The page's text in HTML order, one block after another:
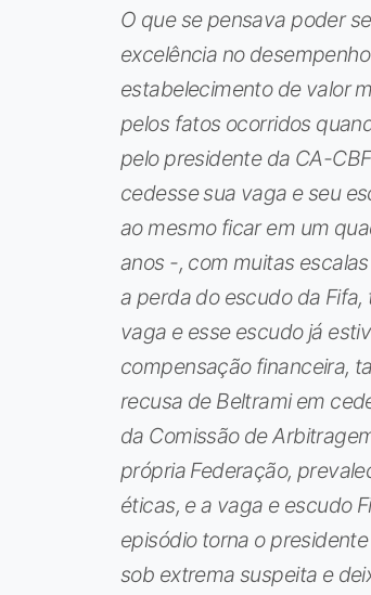
O que se pensava poder
excelência no
estabelecimento de valor
pelos fatos ocorridos
pelo presidente da CA-
cedesse sua vaga e seu
ao mesmo ficar em um
anos -, com muitas
a perda do escudo da
vaga e esse escudo já
compensação financeira,
recusa de Beltrami em
da Comissão de
própria Federação,
éticas, e a vaga e escudo
episódio torna o
sob extrema suspeita e